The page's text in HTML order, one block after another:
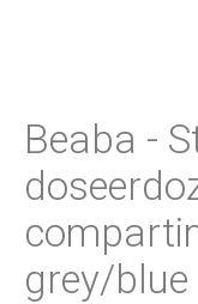
Beaba -
grey/blue